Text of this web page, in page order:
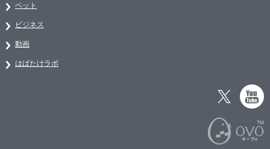
ペット
ビジネス
動画
はばたけラボ